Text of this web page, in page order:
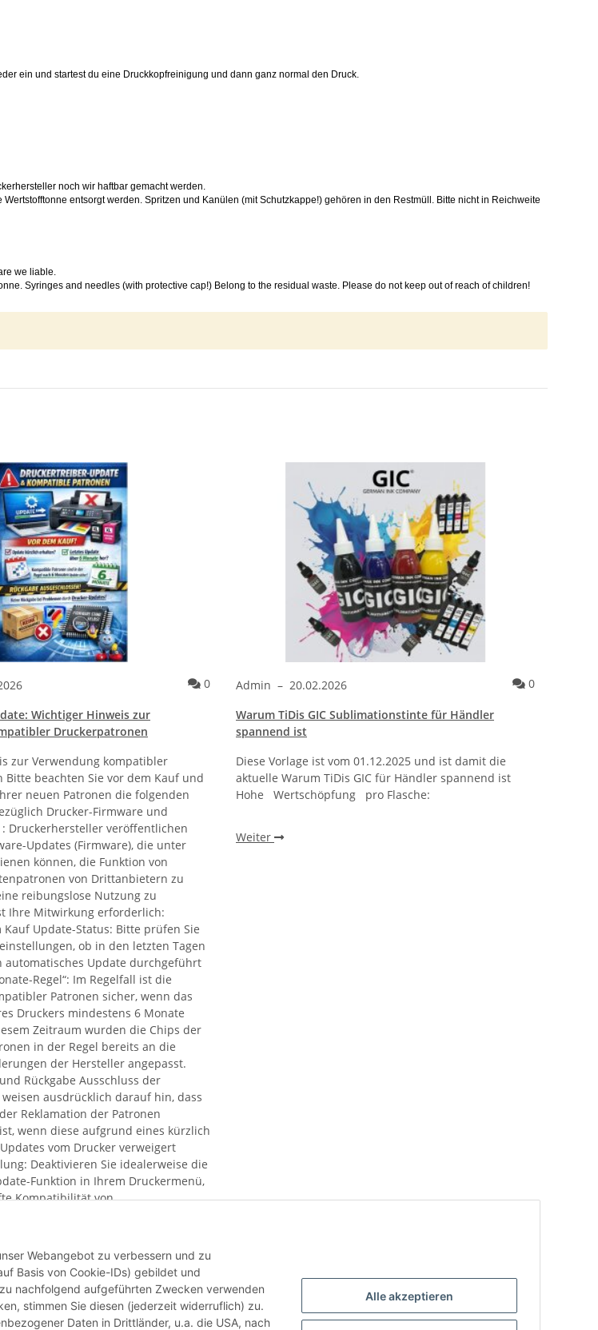
ein und startest du eine Druckkopfreinigung und dann ganz normal den Druck.
noch wir haftbar gemacht werden.
entsorgt werden. Spritzen und Kanülen (mit Schutzkappe!) gehören in den Restmüll. Bitte nicht in Reichweite
we liable.
Syringes and needles (with protective cap!) Belong to the residual waste. Please do not keep out of reach of children!
Kommentare
0
Wichtiger Hinweis zur
Druckerpatronen
zur Verwendung kompatibler
Bitte beachten Sie vor dem Kauf und
neuen Patronen die folgenden
Drucker-Firmware und
Druckerhersteller veröffentlichen
Updates (Firmware), die unter
können, die Funktion von
von Drittanbietern zu
reibungslose Nutzung zu
Ihre Mitwirkung erforderlich:
Kauf Update-Status: Bitte prüfen Sie
ob in den letzten Tagen
automatisches Update durchgeführt
Regel“: Im Regelfall ist die
Patronen sicher, wenn das
Druckers mindestens 6 Monate
Zeitraum wurden die Chips der
in der Regel bereits an die
der Hersteller angepasst.
Rückgabe Ausschluss der
ausdrücklich darauf hin, dass
Reklamation der Patronen
wenn diese aufgrund eines kürzlich
vom Drucker verweigert
Deaktivieren Sie idealerweise die
Funktion in Ihrem Druckermenü,
Kompatibilität von
das Risiko einer Blockierung durch
Software bekannt ist.
Admin – 20.02.2026 Kommentare
0
Warum TiDis GIC Sublimationstinte für Händler
spannend ist
Diese Vorlage ist vom 01.12.2025 und ist damit die
aktuelle Warum TiDis GIC für Händler spannend ist
Hohe Wertschöpfung pro Flasche:
Weiter
Webangebot zu verbessern und zu
Basis von Cookie-IDs) gebildet und
nachfolgend aufgeführten Zwecken verwenden
stimmen Sie diesen (jederzeit widerruflich) zu.
Daten in Drittländer, u.a. die USA, nach
Alle akzeptieren